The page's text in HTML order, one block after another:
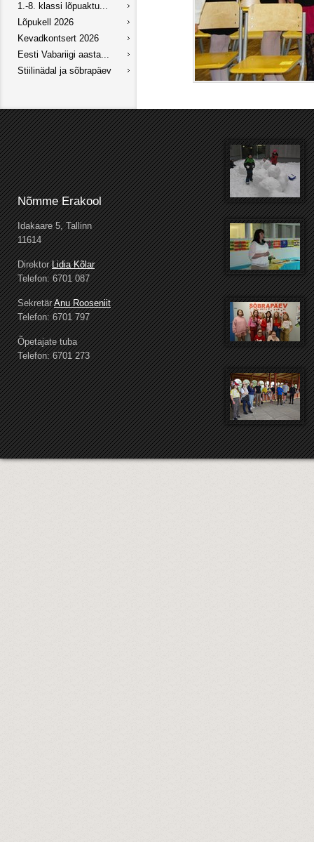
1.-8. klassi lõpuaktu...
Lõpukell 2026
Kevadkontsert 2026
Eesti Vabariigi aasta...
Stiilinädal ja sõbrapäev
Nõmme Erakool
Idakaare 5, Tallinn
11614
DirektorLidia Kõlar
Telefon: 6701 087
SekretärAnu Rooseniit
Telefon: 6701 797
Õpetajate tuba
Telefon: 6701 273